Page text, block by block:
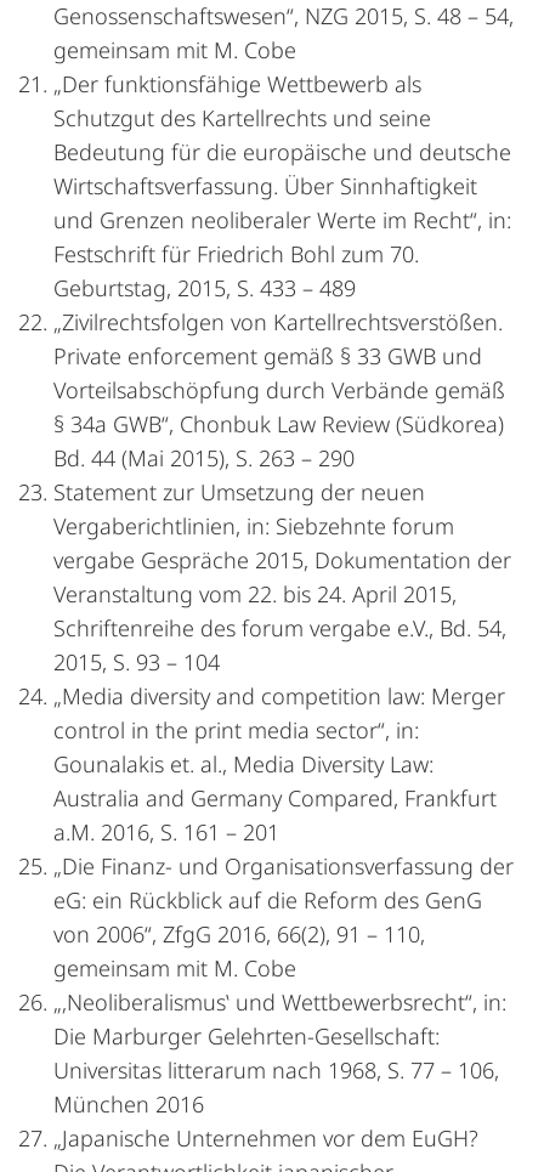
Genossenschaftswesen“, NZG 2015, S. 48 – 54,
gemeinsam mit M. Cobe
„Der funktionsfähige Wettbewerb als
Schutzgut des Kartellrechts und seine
Bedeutung für die europäische und deutsche
Wirtschaftsverfassung. Über Sinnhaftigkeit
und Grenzen neoliberaler Werte im Recht“, in:
Festschrift für Friedrich Bohl zum 70.
Geburtstag, 2015, S. 433 – 489
„Zivilrechtsfolgen von Kartellrechtsverstößen.
Private enforcement gemäß § 33 GWB und
Vorteilsabschöpfung durch Verbände gemäß
§ 34a GWB“, Chonbuk Law Review (Südkorea)
Bd. 44 (Mai 2015), S. 263 – 290
Statement zur Umsetzung der neuen
Vergaberichtlinien, in: Siebzehnte forum
vergabe Gespräche 2015, Dokumentation der
Veranstaltung vom 22. bis 24. April 2015,
Schriftenreihe des forum vergabe e.V., Bd. 54,
2015, S. 93 – 104
„Media diversity and competition law: Merger
control in the print media sector“, in:
Gounalakis et. al., Media Diversity Law:
Australia and Germany Compared, Frankfurt
a.M. 2016, S. 161 – 201
„Die Finanz- und Organisationsverfassung der
eG: ein Rückblick auf die Reform des GenG
von 2006“, ZfgG 2016, 66(2), 91 – 110,
gemeinsam mit M. Cobe
„‚Neoliberalismus‛ und Wettbewerbsrecht“, in:
Die Marburger Gelehrten-Gesellschaft:
Universitas litterarum nach 1968, S. 77 – 106,
München 2016
„Japanische Unternehmen vor dem EuGH?